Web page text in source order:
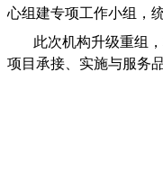
心组建专项工作小组，
此次机构升级重组
项目承接、实施与服务